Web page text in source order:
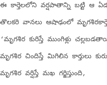
ఈ కార్తెలలోని వర్షపాతాన్ని బట్టి ఆ
తొలకరి వానలు ఆషాఢంలో
‘మృగశిర కురిస్తే ముంగిళ్లు
మృగశిర చిందిస్తే మిగిలిన కార్తులు
మృగశిర వర్షిస్తే మఖ గర్జిస్తుంది,